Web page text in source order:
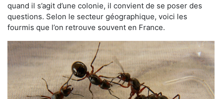
quand il s’agit d’une colonie, il convient de se poser des
questions. Selon le secteur géographique, voici les
fourmis que l’on retrouve souvent en France.